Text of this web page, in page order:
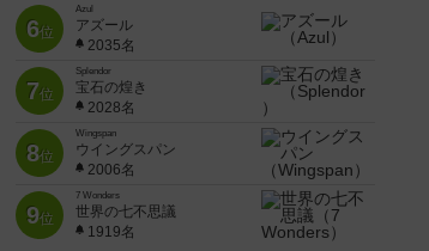
6位
Azul
アズール
2035名
7位
Splendor
宝石の煌き
2028名
8位
Wingspan
ウイングスパン
2006名
9位
7 Wonders
世界の七不思議
1919名